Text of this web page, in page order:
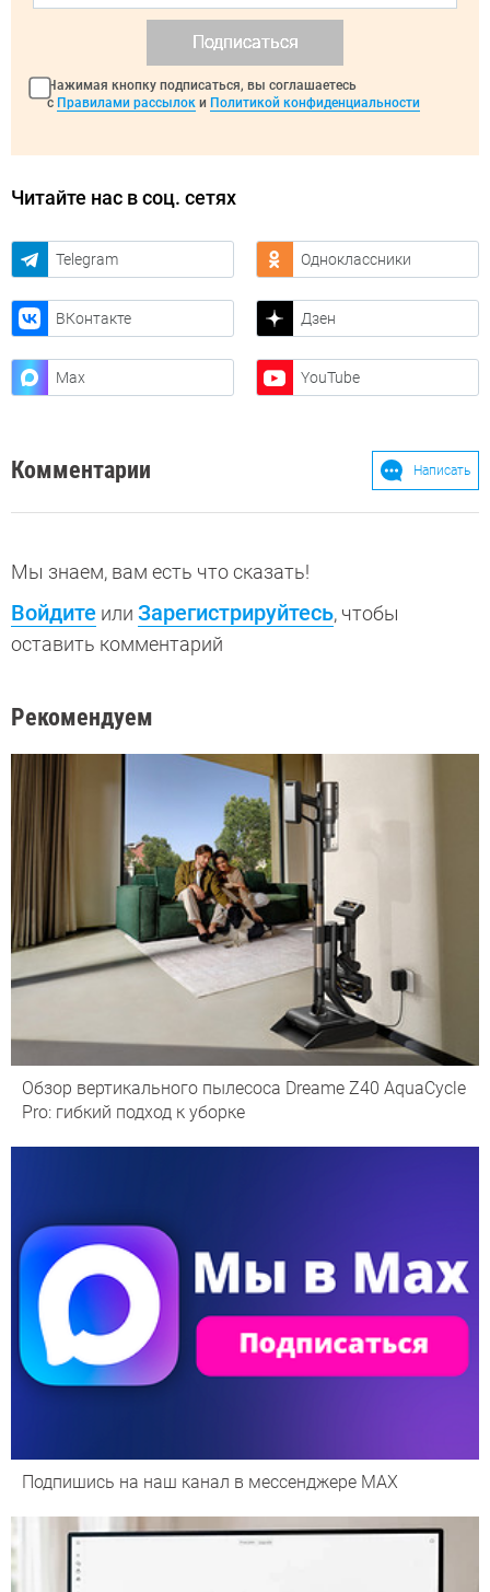
Подписаться
Нажимая кнопку подписаться, вы соглашаетесь
с Правилами рассылок и Политикой конфиденциальности
Читайте нас в соц. сетях
Telegram Одноклассники
ВКонтакте Дзен
Max YouTube
Комментарии Написать
Мы знаем, вам есть что сказать!
Войдите или Зарегистрируйтесь, чтобы
оставить комментарий
Рекомендуем
Обзор вертикального пылесоса Dreame Z40 AquaCycle
Pro: гибкий подход к уборке
Подпишись на наш канал в мессенджере МАХ